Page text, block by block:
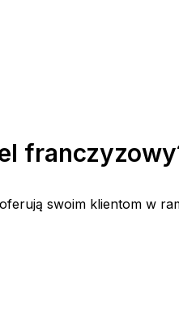
swoim klientom w